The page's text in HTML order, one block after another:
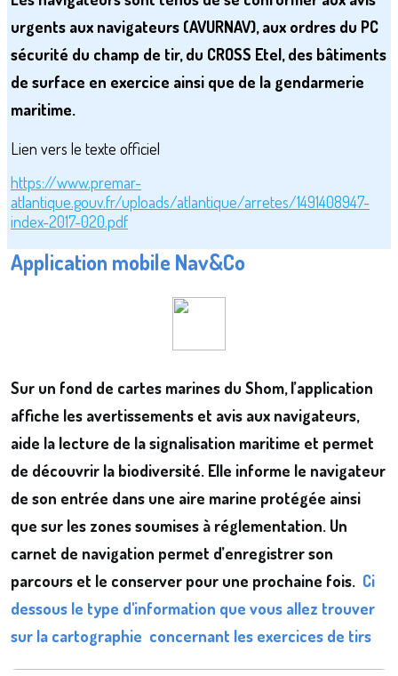
urgents aux navigateurs (AVURNAV), aux ordres du PC
sécurité du champ de tir, du CROSS Etel, des bâtiments
de surface en exercice ainsi que de la gendarmerie
maritime.
Lien vers le texte officiel
https://www.premar-
atlantique.gouv.fr/uploads/atlantique/arretes/1491408947-
index-2017-020.pdf
Application mobile Nav&Co
Sur un fond de cartes marines du Shom, l’application
affiche les avertissements et avis aux navigateurs,
aide la lecture de la signalisation maritime et permet
de découvrir la biodiversité. Elle informe le navigateur
de son entrée dans une aire marine protégée ainsi
que sur les zones soumises à réglementation. Un
carnet de navigation permet d’enregistrer son
parcours et le conserver pour une prochaine fois. Ci
dessous le type d'information que vous allez trouver
sur la cartographie concernant les exercices de tirs